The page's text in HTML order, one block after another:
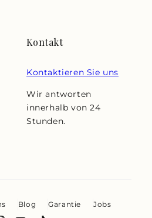
Kontakt
Kontaktieren Sie uns
Wir antworten
innerhalb von 24
Stunden.
Blog Garantie Jobs